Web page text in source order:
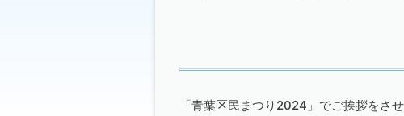
「青葉区民まつり2024」でご挨拶をさ